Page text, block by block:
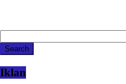
Iklan